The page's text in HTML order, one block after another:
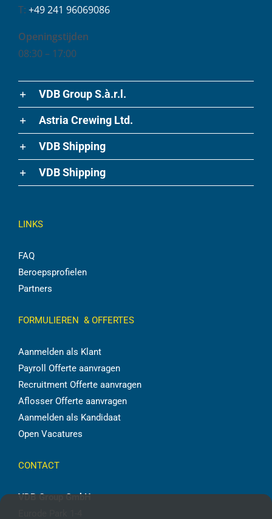
T: +49 241 96069086
Openingstijden
08:30 – 17:00
VDB Group S.à.r.l.
Astria Crewing Ltd.
VDB Shipping
VDB Shipping
LINKS
FAQ
Beroepsprofielen
Partners
FORMULIEREN & OFFERTES
Aanmelden als Klant
Payroll Offerte aanvragen
Recruitment Offerte aanvragen
Aflosser Offerte aanvragen
Aanmelden als Kandidaat
Open Vacatures
CONTACT
VDB Group GmbH